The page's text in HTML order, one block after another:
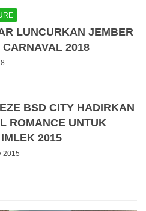
LUNCURKAN JEMBER
CARNAVAL 2018
BSD CITY HADIRKAN
ROMANCE UNTUK
2015
2015